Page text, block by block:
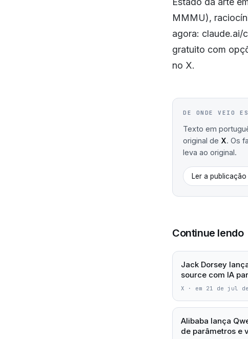
MMMU),
agora: claude.ai/
gratuito com
no X.
DE ONDE VEIO
Texto em
original de X. Os
leva ao original.
Ler a
Continue lendo
Jack Dorsey
source com IA
X · em 21 de jul
Alibaba lança
de parâmetros e